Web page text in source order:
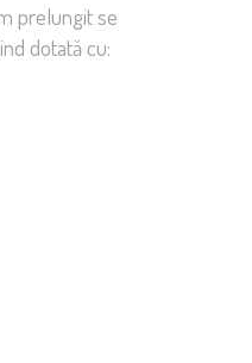
prelungit se
dotată cu: